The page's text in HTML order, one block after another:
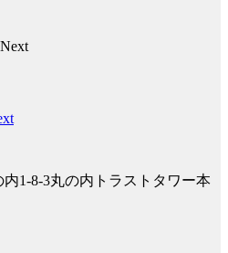
1-8-3丸の内トラストタワー本